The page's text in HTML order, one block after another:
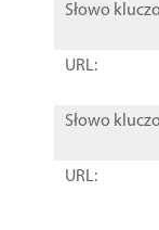
Słowo
URL:
Słowo
URL: